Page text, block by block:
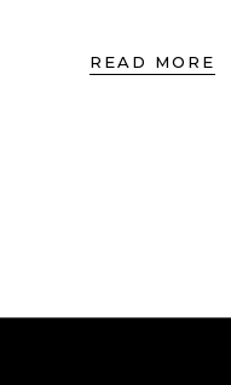
READ MORE